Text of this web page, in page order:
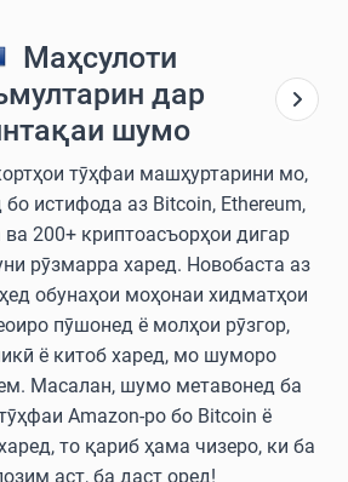
Маҳсулоти
дар
шумо
тӯҳфаи машҳуртарини мо,
истифода аз Bitcoin, Ethereum,
200+ криптоасъорҳои дигар
рӯзмарра харед. Новобаста аз
обунаҳои моҳонаи хидматҳои
пӯшонед ё молҳои рӯзгор,
ё китоб харед, мо шуморо
Масалан, шумо метавонед ба
Amazon-ро бо Bitcoin ё
то қариб ҳама чизеро, ки ба
аст, ба даст оред!